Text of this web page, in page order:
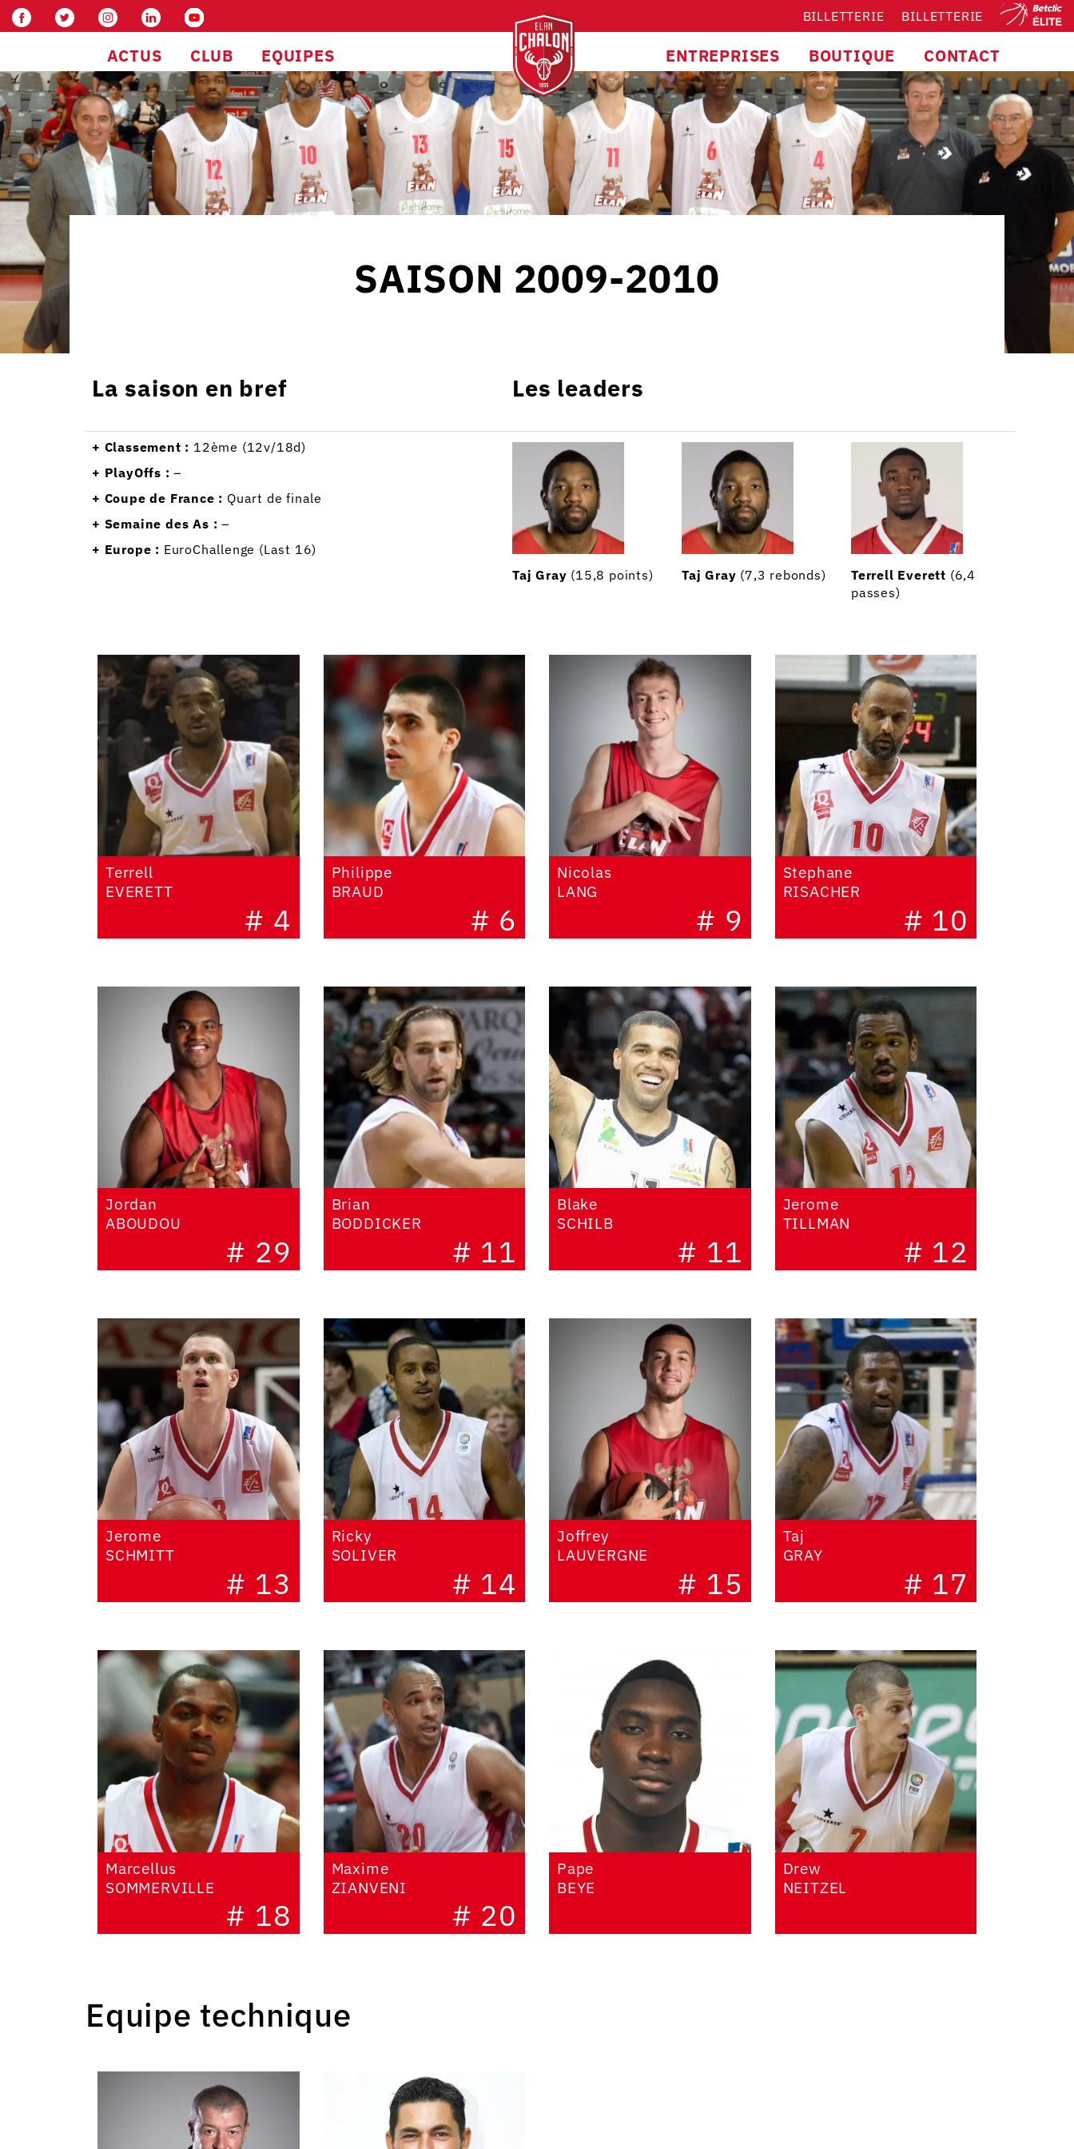
BILLETTERIE BILLETTERIE
ACTUS CLUB EQUIPES ENTREPRISES BOUTIQUE CONTACT
SAISON 2009-2010
La saison en bref Les leaders
+ Classement : 12ème (12v/18d)
+ PlayOffs : –
+ Coupe de France : Quart de finale
+ Semaine des As : –
+ Europe : EuroChallenge (Last 16)
Taj Gray (15,8 points) Taj Gray (7,3 rebonds) Terrell Everett (6,4
passes)
# 4
Terrell
EVERETT
# 6
Philippe
BRAUD
# 9
Nicolas
LANG
# 10
Stephane
RISACHER
# 29
Jordan
ABOUDOU
# 11
Brian
BODDICKER
# 11
Blake
SCHILB
# 12
Jerome
TILLMAN
# 13
Jerome
SCHMITT
# 14
Ricky
SOLIVER
# 15
Joffrey
LAUVERGNE
# 17
Taj
GRAY
# 18
Marcellus
SOMMERVILLE
# 20
Maxime
ZIANVENI
Pape
BEYE
Drew
NEITZEL
Equipe technique